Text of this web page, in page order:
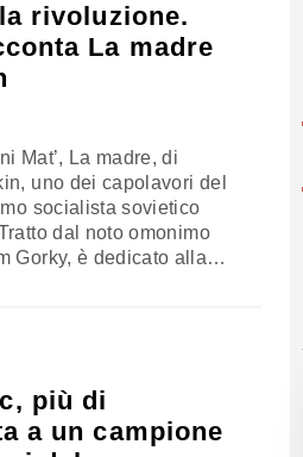
rivoluzione.
La madre
Mat’, La madre, di
uno dei capolavori del
socialista sovietico
dal noto omonimo
Gorky, è dedicato alla
più di
a un campione